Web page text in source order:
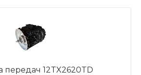
передач 12TX2620TD